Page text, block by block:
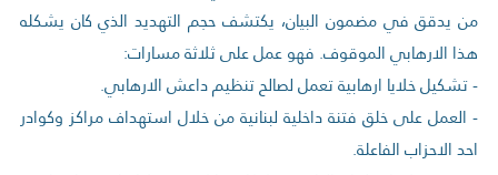
من يدقق في مضمون البيان، يكتشف حجم التهديد الذي كان يشكله
هذا الارهابي الموقوف. فهو عمل على ثلاثة مسارات:
- تشكيل خلايا ارهابية تعمل لصالح تنظيم داعش الارهابي.
- العمل على خلق فتنة داخلية لبنانية من خلال استهداف مراكز وكوادر
احد الاحزاب الفاعلة.